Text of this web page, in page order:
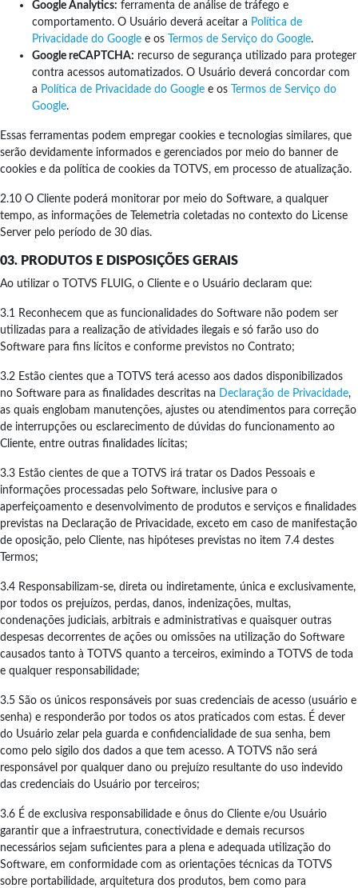
Google Analytics: ferramenta de análise de tráfego e
comportamento. O Usuário deverá aceitar a Política de
Privacidade do Google e os Termos de Serviço do Google.
Google reCAPTCHA: recurso de segurança utilizado para proteger
contra acessos automatizados. O Usuário deverá concordar com
a Política de Privacidade do Google e os
Termos de Serviço do
Google.
Essas ferramentas podem empregar cookies e tecnologias similares, que
serão devidamente informados e gerenciados por meio do banner de
cookies e da política de cookies da TOTVS, em processo de atualização.
2.10 O Cliente poderá monitorar por meio do Software, a qualquer
tempo, as informações de Telemetria coletadas no contexto do License
Server pelo período de 30 dias.
03. PRODUTOS E DISPOSIÇÕES GERAIS
Ao utilizar o TOTVS FLUIG, o Cliente e o Usuário declaram que:
3.1 Reconhecem que as funcionalidades do Software não podem ser
utilizadas para a realização de atividades ilegais e só farão uso do
Software para fins lícitos e conforme previstos no Contrato;
3.2 Estão cientes que a TOTVS terá acesso aos dados disponibilizados
no Software para as finalidades descritas na Declaração de Privacidade,
as quais englobam manutenções, ajustes ou atendimentos para correção
de interrupções ou esclarecimento de dúvidas do funcionamento ao
Cliente, entre outras finalidades lícitas;
3.3 Estão cientes de que a TOTVS irá tratar os Dados Pessoais e
informações processadas pelo Software, inclusive para o
aperfeiçoamento e desenvolvimento de produtos e serviços e finalidades
previstas na Declaração de Privacidade, exceto em caso de manifestação
de oposição, pelo Cliente, nas hipóteses previstas no item 7.4 destes
Termos;
3.4 Responsabilizam-se, direta ou indiretamente, única e exclusivamente,
por todos os prejuízos, perdas, danos, indenizações, multas,
condenações judiciais, arbitrais e administrativas e quaisquer outras
despesas decorrentes de ações ou omissões na utilização do Software
causados tanto à TOTVS quanto a terceiros, eximindo a TOTVS de toda
e qualquer responsabilidade;
3.5 São os únicos responsáveis por suas credenciais de acesso (usuário e
senha) e responderão por todos os atos praticados com estas. É dever
do Usuário zelar pela guarda e confidencialidade de sua senha, bem
como pelo sigilo dos dados a que tem acesso. A TOTVS não será
responsável por qualquer dano ou prejuízo resultante do uso indevido
das credenciais do Usuário por terceiros;
3.6 É de exclusiva responsabilidade e ônus do Cliente e/ou Usuário
garantir que a infraestrutura, conectividade e demais recursos
necessários sejam suficientes para a plena e adequada utilização do
Software, em conformidade com as orientações técnicas da TOTVS
sobre portabilidade, arquitetura dos produtos, bem como para